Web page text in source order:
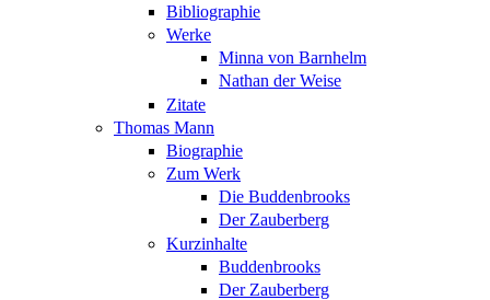
Bibliographie
Werke
Minna von Barnhelm
Nathan der Weise
Zitate
Thomas Mann
Biographie
Zum Werk
Die Buddenbrooks
Der Zauberberg
Kurzinhalte
Buddenbrooks
Der Zauberberg